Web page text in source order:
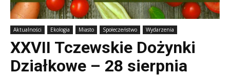
Aktualności Ekologia Miasto Społeczeństwo Wydarzenia
XXVII Tczewskie Dożynki
Działkowe – 28 sierpnia